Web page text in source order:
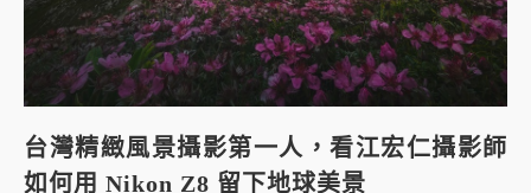
台灣精緻風景攝影第一人，看江宏仁攝影師
如何用 Nikon Z8 留下地球美景